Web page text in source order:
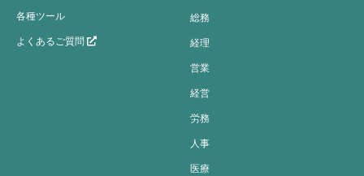
各種ツール
よくあるご質問
総務
経理
営業
経営
労務
人事
医療